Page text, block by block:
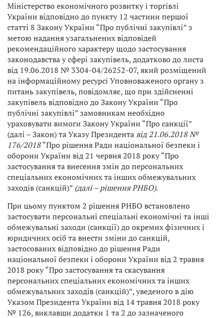
Міністерство економічного розвитку і торгівлі
України відповідно до пункту 12 частини першої
статті 8 Закону України “Про публічні закупівлі” з
метою надання узагальнених відповідей
рекомендаційного характеру щодо застосування
законодавства у сфері закупівель, додатково до листа
від 19.06.2018 № 3304-04/26252-07, який розміщений
на інформаційному ресурсі Уповноваженого органу з
питань закупівель, повідомляє, що при здійсненні
закупівель відповідно до Закону України “Про
публічні закупівлі” замовникам необхідно
ураховувати вимоги Закону України “Про санкції”
(далі – Закон) та Указу Президентавід 21.06.2018 №
176/2018“Про рішення Ради національної безпеки і
оборони України від 21 червня 2018 року “Про
застосування та внесення змін до персональних
спеціальних економічних та інших обмежувальних
заходів (санкцій)” (далі – рішення РНБО).
При цьому пунктом 2 рішення РНБО встановлено
застосувати персональні спеціальні економічні та інші
обмежувальні заходи (санкції) до окремих фізичних і
юридичних осіб та внести зміни до санкцій,
застосованих відповідно до рішення Ради
національної безпеки і оборони України від 2 травня
2018 року “Про застосування та скасування
персональних спеціальних економічних та інших
обмежувальних заходів (санкцій)”, уведеного в дію
Указом Президента України від 14 травня 2018 року
№ 126, виклавши додатки 1 та 2 до зазначеного